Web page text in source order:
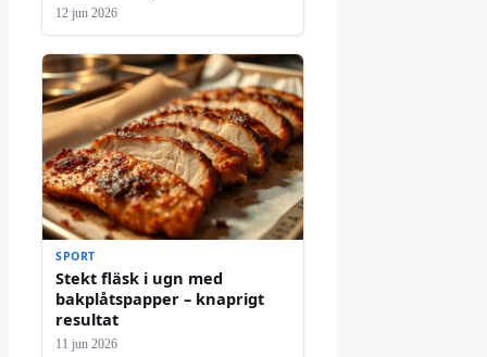
12 jun 2026
SPORT
Stekt fläsk i ugn med
bakplåtspapper – knaprigt
resultat
11 jun 2026